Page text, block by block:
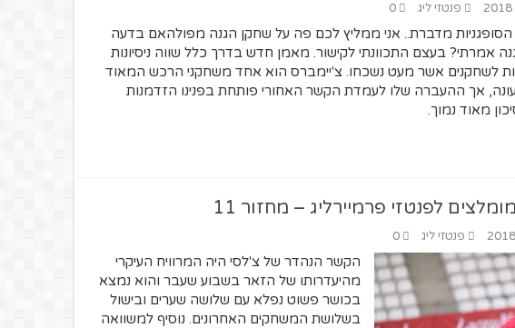
פנטזי ליג 0
מדברת.. אני ממליץ לכם פה על שחקן הגנה מפולהאם בדעה
אמרתי? בעצם התכוונתי לקישור. מאמן חדש בדרך כלל שווה ניסיונות
לשחקנים אשר מעט נשכחו. צ'יימברס הוא אחד משחקני הרכש המאוד
אך ההעברה שלו לעמדת הקשר האחורי פותחת בפנינו הזדמנות
מאוד נמוך.
לפנטזי פרמיירליג – מחזור 11
פנטזי ליג 0
הקשר הנהדר של צ'לסי היה המרוויח העיקרי
מהיעדרותו של הזאר בשבוע שעבר והוא נמצא
בכושר פשוט נפלא עם שלושה שערים ובישול
בשלושת המשחקים האחרונים. נוסיף למשוואה